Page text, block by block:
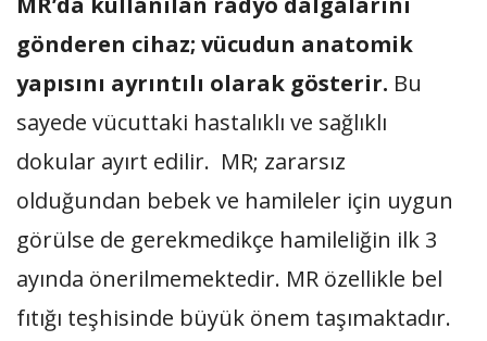
gönderen cihaz; vücudun anatomik
yapısını ayrıntılı olarak gösterir. Bu
sayede vücuttaki hastalıklı ve sağlıklı
dokular ayırt edilir. MR; zararsız
olduğundan bebek ve hamileler için uygun
görülse de gerekmedikçe hamileliğin ilk 3
ayında önerilmemektedir. MR özellikle bel
fıtığı teşhisinde büyük önem taşımaktadır.